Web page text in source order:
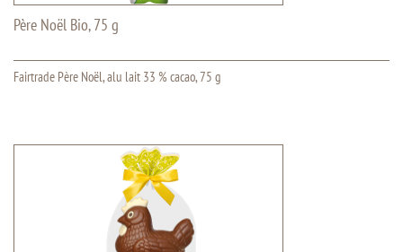
Père Noël Bio, 75 g
Fairtrade Père Noël, alu lait 33 % cacao, 75 g